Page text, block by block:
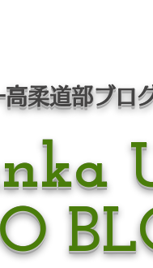
高柔道部ブロ